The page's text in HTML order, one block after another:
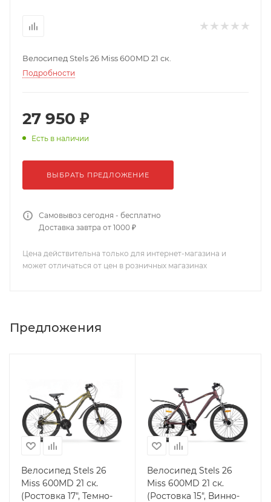
Велосипед Stels 26 Miss 600MD 21 ск.
Подробности
27 950 ₽
Есть в наличии
ВЫБРАТЬ ПРЕДЛОЖЕНИЕ
Самовывоз сегодня - бесплатно
Доставка завтра от 1000 ₽
Цена действительна только для интернет-магазина и
может отличаться от цен в розничных магазинах
Предложения
Велосипед Stels 26
Miss 600MD 21 ск.
(Ростовка 17", Темно-
Велосипед Stels 26
Miss 600MD 21 ск.
(Ростовка 15", Винно-